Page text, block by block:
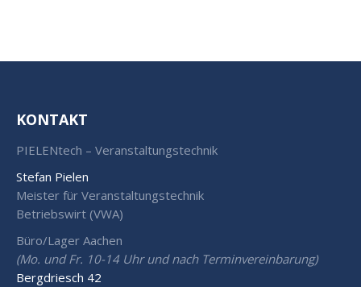
KONTAKT
PIELENtech – Veranstaltungstechnik
Stefan Pielen
Meister für Veranstaltungstechnik
Betriebswirt (VWA)
Büro/Lager Aachen
(Mo. und Fr. 10-14 Uhr und nach Terminvereinbarung)
Bergdriesch 42